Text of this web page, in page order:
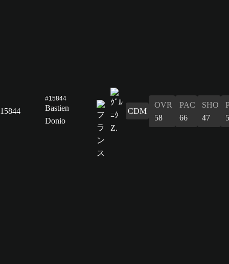
15844
#15844
Bastien
Donio
CDM
OVR
58
PAC
66
SHO
47